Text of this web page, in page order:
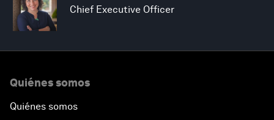
Chief Executive Officer
Quiénes somos
Quiénes somos